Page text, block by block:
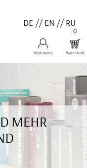
DE //EN //RU
0
MEHR